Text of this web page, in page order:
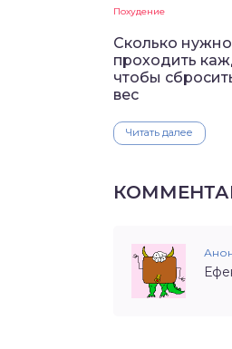
Похудение
Сколько нужно
проходить
чтобы
вес
Читать далее